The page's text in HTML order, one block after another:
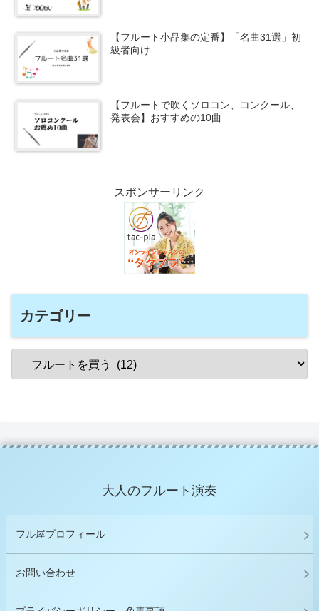
【フルート小品集の定番】「名曲31選」初
級者向け
【フルートで吹くソロコン、コンクール、
発表会】おすすめの10曲
スポンサーリンク
カテゴリー
大人のフルート演奏
フル屋プロフィール
お問い合わせ